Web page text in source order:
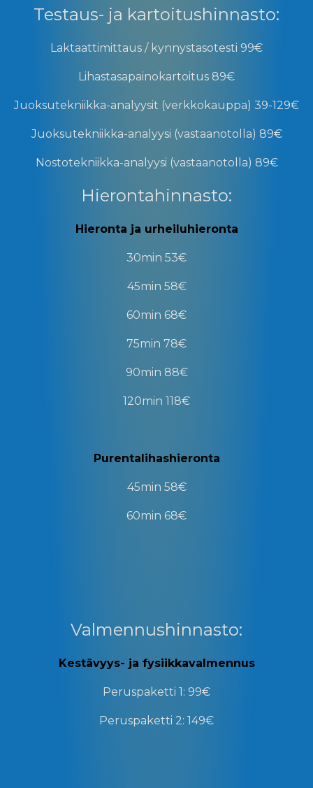
Testaus- ja kartoitushinnasto:
Laktaattimittaus / kynnystasotesti 99€
Lihastasapainokartoitus 89€
Juoksutekniikka-analyysit (verkkokauppa) 39-129€
Juoksutekniikka-analyysi (vastaanotolla) 89€
Nostotekniikka-analyysi (vastaanotolla) 89€
Hierontahinnasto:
Hieronta ja urheiluhieronta
30min 53€
45min 58€
60min 68€
75min 78€
90min 88€
120min 118€
Purentalihashieronta
45min 58€
60min 68€
Valmennushinnasto:
Kestävyys- ja fysiikkavalmennus
Peruspaketti 1: 99€
Peruspaketti 2: 149€